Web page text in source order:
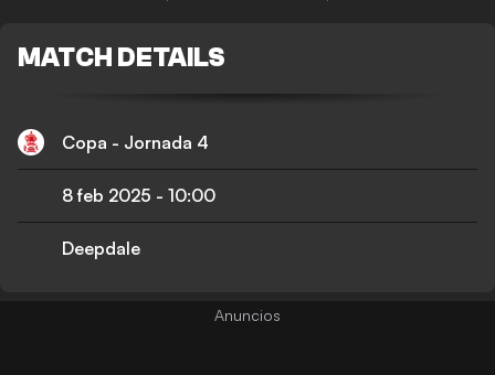
MATCH DETAILS
Copa - Jornada 4
8 feb 2025 - 10:00
Deepdale